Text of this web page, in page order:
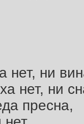
нет, ни
нет, ни
пресна,